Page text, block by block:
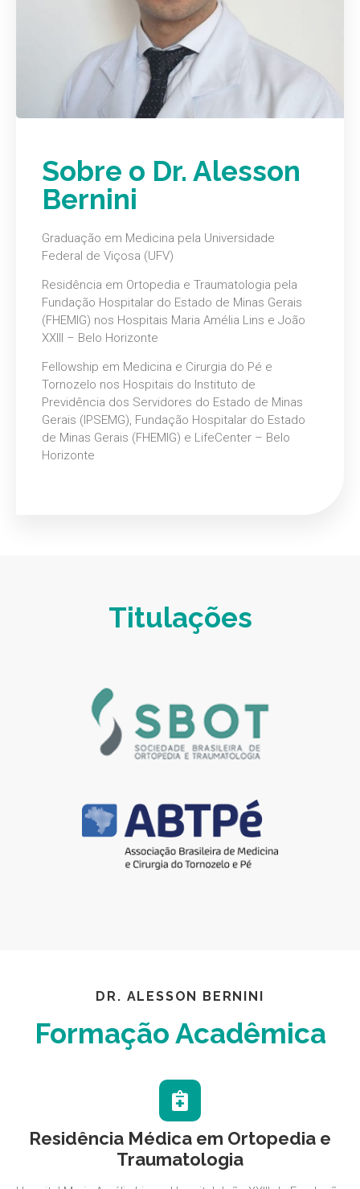
Sobre o Dr. Alesson
Bernini
Graduação em Medicina pela Universidade
Federal de Viçosa (UFV)
Residência em Ortopedia e Traumatologia pela
Fundação Hospitalar do Estado de Minas Gerais
(FHEMIG) nos Hospitais Maria Amélia Lins e João
XXIII – Belo Horizonte
Fellowship em Medicina e Cirurgia do Pé e
Tornozelo nos Hospitais do Instituto de
Previdência dos Servidores do Estado de Minas
Gerais (IPSEMG), Fundação Hospitalar do Estado
de Minas Gerais (FHEMIG) e LifeCenter – Belo
Horizonte
Titulações
DR. ALESSON BERNINI
Formação Acadêmica
Residência Médica em Ortopedia e
Traumatologia